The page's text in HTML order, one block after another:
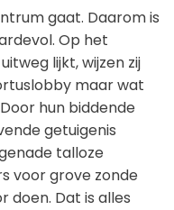
gaat. Daarom is
Op het
lijkt, wijzen zij
maar wat
hun biddende
getuigenis
talloze
voor grove zonde
doen. Dat is alles